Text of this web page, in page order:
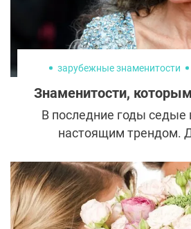
зарубежные знаменитости
Знаменитости,
В последние годы седые
настоящим трендом.
решение, но и мощное
эйджизма в